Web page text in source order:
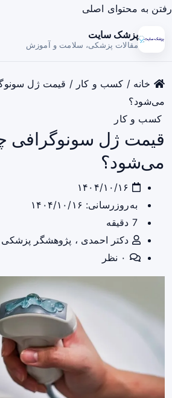
رفتن به محتوای اصلی
پزشک سایت
مقالات پزشکی، سلامت و آموزش
خانه / کسب و کار / قیمت ژل
می‌شود؟
کسب و کار
قیمت ژل سونوگرافی
می‌شود؟
به‌روزرسانی: ۱۴۰۴/۱۰/۱۶
7 دقیقه
دکتر احمدی ، پژوهشگر پزشکی